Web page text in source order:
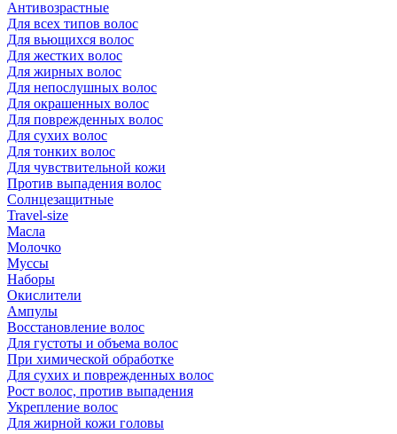
Антивозрастные
Для всех типов волос
Для вьющихся волос
Для жестких волос
Для жирных волос
Для непослушных волос
Для окрашенных волос
Для поврежденных волос
Для сухих волос
Для тонких волос
Для чувствительной кожи
Против выпадения волос
Солнцезащитные
Travel-size
Масла
Молочко
Муссы
Наборы
Окислители
Ампулы
Восстановление волос
Для густоты и объема волос
При химической обработке
Для сухих и поврежденных волос
Рост волос, против выпадения
Укрепление волос
Для жирной кожи головы